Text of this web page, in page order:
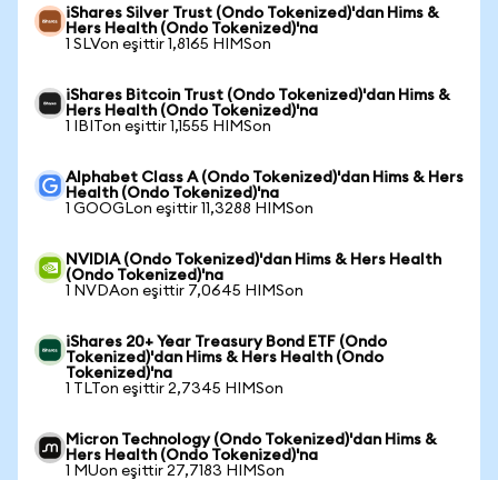
iShares Silver Trust (Ondo Tokenized)'dan Hims &
Hers Health (Ondo Tokenized)'na
1 SLVon eşittir 1,8165 HIMSon
iShares Bitcoin Trust (Ondo Tokenized)'dan Hims &
Hers Health (Ondo Tokenized)'na
1 IBITon eşittir 1,1555 HIMSon
Alphabet Class A (Ondo Tokenized)'dan Hims & Hers
Health (Ondo Tokenized)'na
1 GOOGLon eşittir 11,3288 HIMSon
NVIDIA (Ondo Tokenized)'dan Hims & Hers Health
(Ondo Tokenized)'na
1 NVDAon eşittir 7,0645 HIMSon
iShares 20+ Year Treasury Bond ETF (Ondo
Tokenized)'dan Hims & Hers Health (Ondo
Tokenized)'na
1 TLTon eşittir 2,7345 HIMSon
Micron Technology (Ondo Tokenized)'dan Hims &
Hers Health (Ondo Tokenized)'na
1 MUon eşittir 27,7183 HIMSon